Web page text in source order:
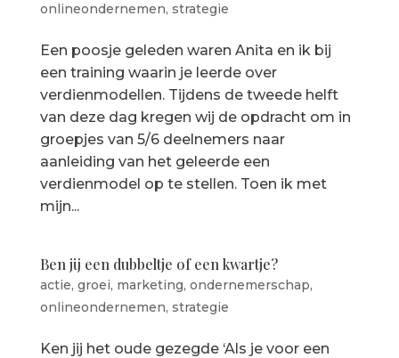
onlineondernemen, strategie
Een poosje geleden waren Anita en ik bij
een training waarin je leerde over
verdienmodellen. Tijdens de tweede helft
van deze dag kregen wij de opdracht om in
groepjes van 5/6 deelnemers naar
aanleiding van het geleerde een
verdienmodel op te stellen. Toen ik met
mijn...
Ben jij een dubbeltje of een kwartje?
actie, groei, marketing, ondernemerschap,
onlineondernemen, strategie
Ken jij het oude gezegde ‘Als je voor een